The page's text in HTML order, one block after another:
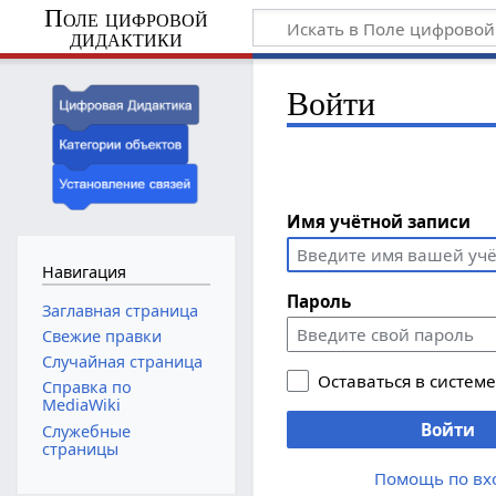
Поле цифровой
дидактики
Войти
Имя учётной записи
Пароль
Оставаться в системе
Войти
Помощь по
Навигация
Заглавная страница
Свежие правки
Случайная страница
Справка по
MediaWiki
Служебные
страницы